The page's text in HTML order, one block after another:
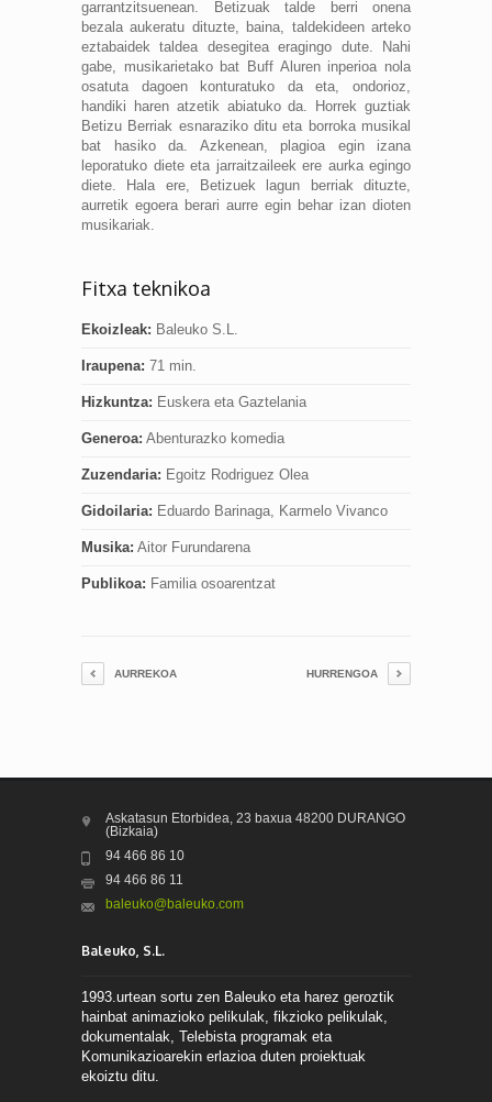
garrantzitsuenean. Betizuak talde berri onena
bezala aukeratu dituzte, baina, taldekideen arteko
eztabaidek taldea desegitea eragingo dute. Nahi
gabe, musikarietako bat Buff Aluren inperioa nola
osatuta dagoen konturatuko da eta, ondorioz,
handiki haren atzetik abiatuko da. Horrek guztiak
Betizu Berriak esnaraziko ditu eta borroka musikal
bat hasiko da. Azkenean, plagioa egin izana
leporatuko diete eta jarraitzaileek ere aurka egingo
diete. Hala ere, Betizuek lagun berriak dituzte,
aurretik egoera berari aurre egin behar izan dioten
musikariak.
Fitxa teknikoa
Ekoizleak: Baleuko S.L.
Iraupena: 71 min.
Hizkuntza: Euskera eta Gaztelania
Generoa: Abenturazko komedia
Zuzendaria: Egoitz Rodriguez Olea
Gidoilaria: Eduardo Barinaga, Karmelo Vivanco
Musika: Aitor Furundarena
Publikoa: Familia osoarentzat
AURREKOA HURRENGOA
Askatasun Etorbidea, 23 baxua 48200 DURANGO
(Bizkaia)
94 466 86 10
94 466 86 11
baleuko@baleuko.com
Baleuko, S.L.
1993.urtean sortu zen Baleuko eta harez geroztik
hainbat animazioko pelikulak, fikzioko pelikulak,
dokumentalak, Telebista programak eta
Komunikazioarekin erlazioa duten proiektuak
ekoiztu ditu.